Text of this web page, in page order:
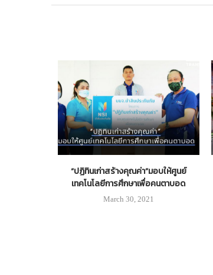
“ปฏิทินเก่าสร้างคุณค่า”มอบให้ศูนย์
เทคโนโลยีการศึกษาเพื่อคนตาบอด
March 30, 2021